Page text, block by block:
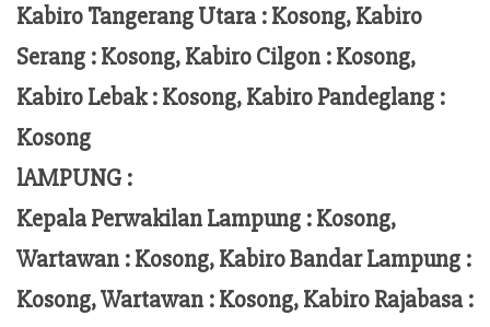
Kabiro Tangerang Utara : Kosong, Kabiro
Serang : Kosong, Kabiro Cilgon : Kosong,
Kabiro Lebak : Kosong, Kabiro Pandeglang :
Kosong
lAMPUNG :
Kepala Perwakilan Lampung :Kosong,
Wartawan : Kosong, Kabiro Bandar Lampung :
Kosong, Wartawan : Kosong, Kabiro Rajabasa :